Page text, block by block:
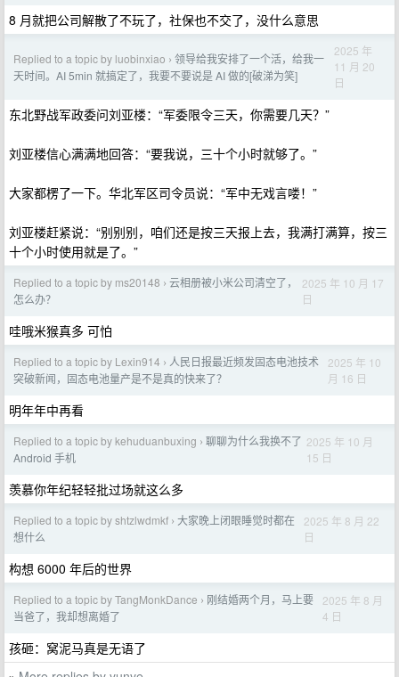
8 月就把公司解散了不玩了，社保也不交了，没什么意思
Replied to a topic by luobinxiao › 领导给我安排了一个活，给我一
天时间。AI 5min 就搞定了，我要不要说是 AI 做的[破涕为笑]
2025 年
11 月 20
日
东北野战军政委问刘亚楼：“军委限令三天，你需要几天？”
刘亚楼信心满满地回答：“要我说，三十个小时就够了。”
大家都楞了一下。华北军区司令员说：“军中无戏言喽！”
刘亚楼赶紧说：“别别别，咱们还是按三天报上去，我满打满算，按三
十个小时使用就是了。”
Replied to a topic by ms20148 › 云相册被小米公司清空了，
怎么办？
2025 年 10 月 17
日
哇哦米猴真多 可怕
Replied to a topic by Lexin914 › 人民日报最近频发固态电池技术
突破新闻，固态电池量产是不是真的快来了？
2025 年 10
月 16 日
明年年中再看
Replied to a topic by kehuduanbuxing › 聊聊为什么我换不了
Android 手机
2025 年 10 月
15 日
羡慕你年纪轻轻批过场就这么多
Replied to a topic by shtzlwdmkf › 大家晚上闭眼睡觉时都在
想什么
2025 年 8 月 22
日
构想 6000 年后的世界
Replied to a topic by TangMonkDance › 刚结婚两个月，马上要
当爸了，我却想离婚了
2025 年 8 月
4 日
孩砸：窝泥马真是无语了